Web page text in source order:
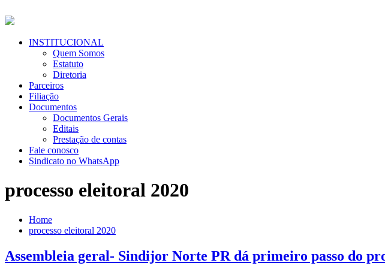
para
conteúdo
Menu
INSTITUCIONAL
Quem Somos
Estatuto
Diretoria
Parceiros
Filiação
Documentos
Documentos Gerais
Editais
Prestação de contas
Fale conosco
Sindicato no WhatsApp
processo eleitoral 2020
Home
processo eleitoral 2020
Assembleia geral- Sindijor Norte PR dá primeiro passo do